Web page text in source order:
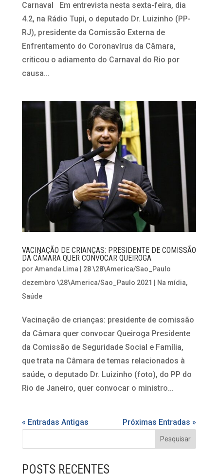
Carnaval Em entrevista nesta sexta-feira, dia
4.2, na Rádio Tupi, o deputado Dr. Luizinho (PP-
RJ), presidente da Comissão Externa de
Enfrentamento do Coronavírus da Câmara,
criticou o adiamento do Carnaval do Rio por
causa...
VACINAÇÃO DE CRIANÇAS: PRESIDENTE DE COMISSÃO
DA CÂMARA QUER CONVOCAR QUEIROGA
por Amanda Lima
28 \28\America/Sao_Paulo
dezembro \28\America/Sao_Paulo 2021
Na mídia,
Saúde
Vacinação de crianças: presidente de comissão
da Câmara quer convocar Queiroga Presidente
da Comissão de Seguridade Social e Família,
que trata na Câmara de temas relacionados à
saúde, o deputado Dr. Luizinho (foto), do PP do
Rio de Janeiro, quer convocar o ministro...
« Entradas Antigas Próximas Entradas »
POSTS RECENTES